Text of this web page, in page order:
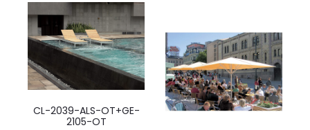
CL-2039-ALS-OT+GE-
2105-OT